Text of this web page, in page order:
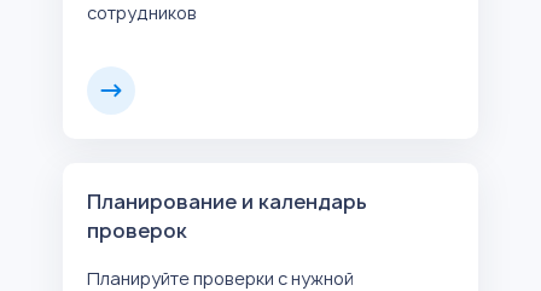
сотрудников
Планирование и календарь
проверок
Планируйте проверки с нужной